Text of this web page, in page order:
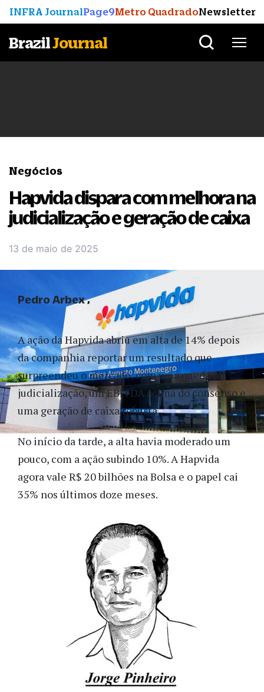
INFRA JournalPage9Metro QuadradoNewsletter
BrazilJournal
Negócios
Hapvida dispara com melhora na
judicialização e geração de caixa
13 de maio de 2025
A ação da Hapvida abriu em alta de 14% depois
da companhia reportar um resultado que
surpreendeu o mercado, com uma queda na
judicialização, um EBITDA acima do consenso e
uma geração de caixa robusta.
No início da tarde, a alta havia moderado um
pouco, com a ação subindo 10%. A Hapvida
agora vale R$ 20 bilhões na Bolsa e o papel cai
35% nos últimos doze meses.
Pedro Arbex